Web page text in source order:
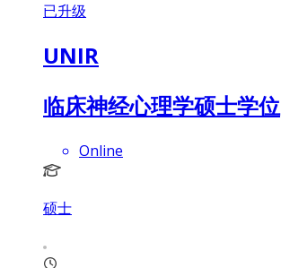
已升级
UNIR
临床神经心理学硕士学位
Online
硕士